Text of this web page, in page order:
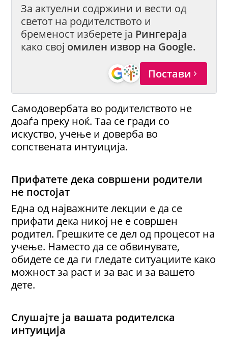
За актуелни содржини и вести од
светот на родителството и
бременост изберете ја Рингераја
како свој омилен извор на Google.
Постави
Самодовербата во родителството не
доаѓа преку ноќ. Таа се гради со
искуство, учење и доверба во
сопствената интуиција.
Прифатете дека совршени родители
не постојат
Една од најважните лекции е да се
прифати дека никој не е совршен
родител. Грешките се дел од процесот на
учење. Наместо да се обвинувате,
обидете се да ги гледате ситуациите како
можност за раст и за вас и за вашето
дете.
Слушајте ја вашата родителска
интуиција